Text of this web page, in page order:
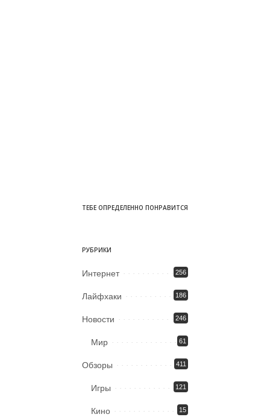
ТЕБЕ ОПРЕДЕЛЕННО ПОНРАВИТСЯ
РУБРИКИ
Интернет 256
Лайфхаки 186
Новости 246
Мир 61
Обзоры 411
Игры 121
Кино 15